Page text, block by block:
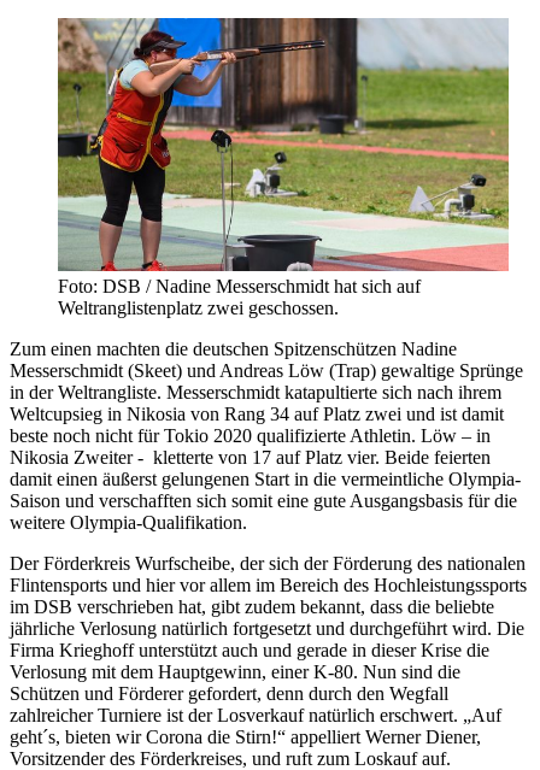
Foto: DSB / Nadine Messerschmidt hat sich auf
Weltranglistenplatz zwei geschossen.
Zum einen machten die deutschen Spitzenschützen Nadine
Messerschmidt (Skeet) und Andreas Löw (Trap) gewaltige Sprünge
in der Weltrangliste. Messerschmidt katapultierte sich nach ihrem
Weltcupsieg in Nikosia von Rang 34 auf Platz zwei und ist damit
beste noch nicht für Tokio 2020 qualifizierte Athletin. Löw – in
Nikosia Zweiter - kletterte von 17 auf Platz vier. Beide feierten
damit einen äußerst gelungenen Start in die vermeintliche Olympia-
Saison und verschafften sich somit eine gute Ausgangsbasis für die
weitere Olympia-Qualifikation.
Der Förderkreis Wurfscheibe, der sich der Förderung des nationalen
Flintensports und hier vor allem im Bereich des Hochleistungssports
im DSB verschrieben hat, gibt zudem bekannt, dass die beliebte
jährliche Verlosung natürlich fortgesetzt und durchgeführt wird. Die
Firma Krieghoff unterstützt auch und gerade in dieser Krise die
Verlosung mit dem Hauptgewinn, einer K-80. Nun sind die
Schützen und Förderer gefordert, denn durch den Wegfall
zahlreicher Turniere ist der Losverkauf natürlich erschwert. „Auf
geht´s, bieten wir Corona die Stirn!“ appelliert Werner Diener,
Vorsitzender des Förderkreises, und ruft zum Loskauf auf.